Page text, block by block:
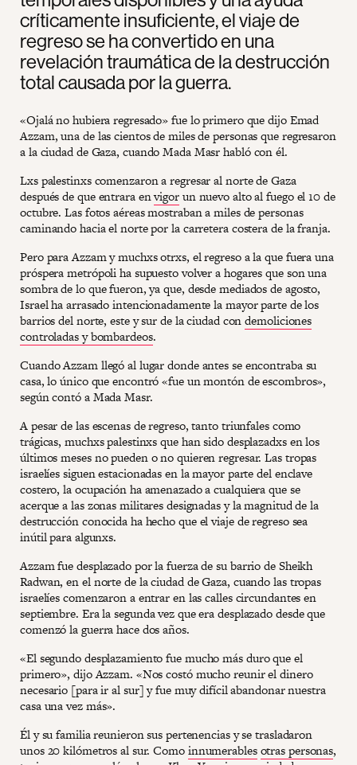
críticamente insuficiente, el viaje de
regreso se ha convertido en una
revelación traumática de la destrucción
total causada por la guerra.
«Ojalá no hubiera regresado» fue lo primero que dijo Emad
Azzam, una de las cientos de miles de personas que regresaron
a la ciudad de Gaza, cuando Mada Masr habló con él.
Lxs palestinxs comenzaron a regresar al norte de Gaza
después de que entrara envigorun nuevo alto al fuego el 10 de
octubre. Las fotos aéreas mostraban a miles de personas
caminando hacia el norte por la carretera costera de la franja.
Pero para Azzam y muchxs otrxs, el regreso a la que fuera una
próspera metrópoli ha supuesto volver a hogares que son una
sombra de lo que fueron, ya que, desde mediados de agosto,
Israel ha arrasado intencionadamente la mayor parte de los
barrios del norte, este y sur de la ciudad condemoliciones
controladas y bombardeos.
Cuando Azzam llegó al lugar donde antes se encontraba su
casa, lo único que encontró «fue un montón de escombros»,
según contó a Mada Masr.
A pesar de las escenas de regreso, tanto triunfales como
trágicas, muchxs palestinxs que han sido desplazadxs en los
últimos meses no pueden o no quieren regresar. Las tropas
israelíes siguen estacionadas en la mayor parte del enclave
costero, la ocupación ha amenazado a cualquiera que se
acerque a las zonas militares designadas y la magnitud de la
destrucción conocida ha hecho que el viaje de regreso sea
inútil para algunxs.
Azzam fue desplazado por la fuerza de su barrio de Sheikh
Radwan, en el norte de la ciudad de Gaza, cuando las tropas
israelíes comenzaron a entrar en las calles circundantes en
septiembre. Era la segunda vez que era desplazado desde que
comenzó la guerra hace dos años.
«El segundo desplazamiento fue mucho más duro que el
primero», dijo Azzam. «Nos costó mucho reunir el dinero
necesario [para ir al sur] y fue muy difícil abandonar nuestra
casa una vez más».
Él y su familia reunieron sus pertenencias y se trasladaron
unos 20 kilómetros al sur. Comoinnumerables otras personas,